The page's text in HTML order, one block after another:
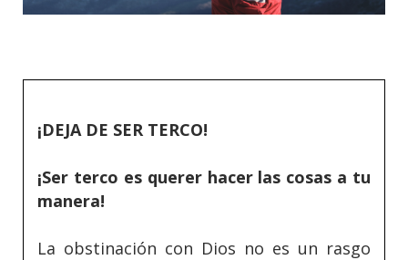
¡DEJA DE SER TERCO!
¡Ser terco es querer hacer las cosas a tu
manera!
La obstinación con Dios no es un rasgo